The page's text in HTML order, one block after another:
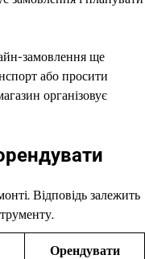
замовлення ще
або просити
організовує
Відповідь залежить
Орендувати